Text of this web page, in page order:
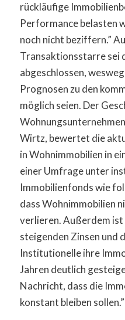
rückläufige
Performance belasten
noch nicht beziffern.”
Transaktionsstarre sei
abgeschlossen,
Prognosen zu den
möglich seien. Der
Wirtz, bewertet die
in Wohnimmobilien in
einer Umfrage unter
Immobilienfonds wie
dass Wohnimmobilien
verlieren. Außerdem ist
steigenden Zinsen und
Institutionelle ihre
Jahren deutlich
Nachricht, dass die
konstant bleiben sollen.”